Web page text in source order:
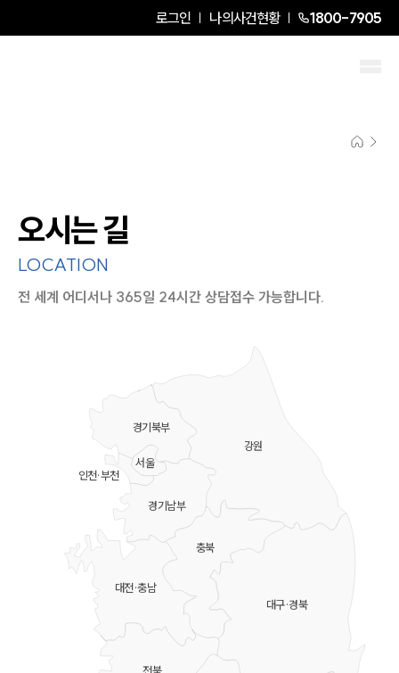
로그인 나의사건현황 1800-7905
오시는 길
LOCATION
전 세계 어디서나 365일 24시간 상담접수 가능합니다.
강원
충북
대전·충남
대구·경북
경기북부
경기남부
서울
인천·부천